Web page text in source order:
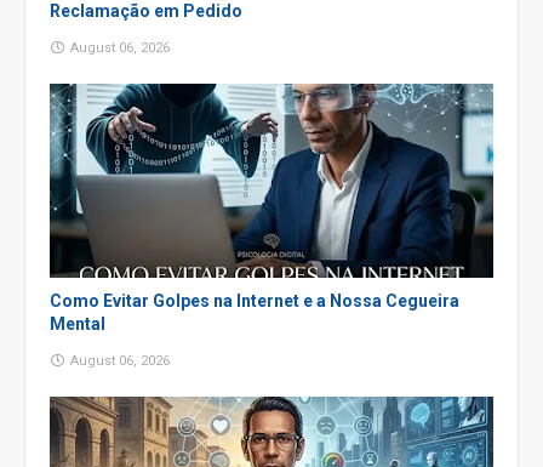
Reclamação em Pedido
August 06, 2026
Como Evitar Golpes na Internet e a Nossa Cegueira
Mental
August 06, 2026